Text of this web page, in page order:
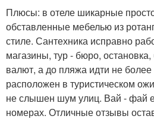
Плюсы: в отеле шикарные
обставленные мебелью из
стиле. Сантехника исправно
магазины, тур - бюро,
валют, а до пляжа идти не
расположен в туристическом
не слышен шум улиц. Вай - фай
номерах. Отличные отзывы